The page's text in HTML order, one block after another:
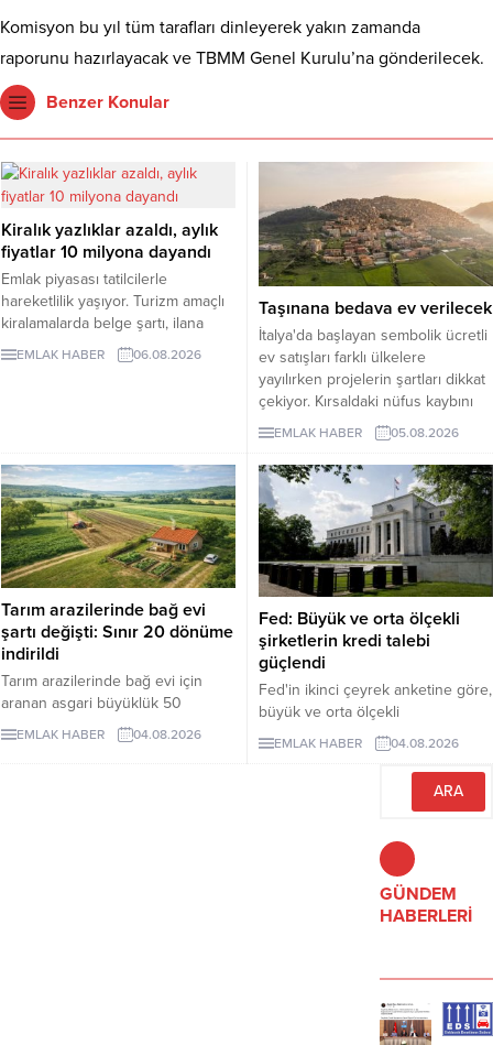
Komisyon bu yıl tüm tarafları dinleyerek yakın zamanda
raporunu hazırlayacak ve TBMM Genel Kurulu’na gönderilecek.
Benzer Konular
Kiralık yazlıklar azaldı, aylık
fiyatlar 10 milyona dayandı
Emlak piyasası tatilcilerle
hareketlilik yaşıyor. Turizm amaçlı
kiralamalarda belge şartı, ilana
çıkan günlük kiralık mülk sayısını 7
binin altına düşürürken, fiyatlar da
milyon liraya kadar yükseldi.
Sektör...
EMLAK HABER 06.08.2026
Taşınana bedava ev verilecek
İtalya'da başlayan sembolik ücretli
ev satışları farklı ülkelere
yayılırken projelerin şartları dikkat
çekiyor. Kırsaldaki nüfus kaybını
önlemeyi amaçlayan
uygulamalarda evler ücretsiz veya
1 euro gibi bedellerle devredilse
de alıcıların belli şartları
yerinegetirmesi gerekiyor.
EMLAK HABER 05.08.2026
Tarım arazilerinde bağ evi
şartı değişti: Sınır 20 dönüme
indirildi
Tarım arazilerinde bağ evi için
aranan asgari büyüklük 50
dönümden 20 dönüme indirildi.
Düzenleme, izinsiz bungalovları
EMLAK HABER 04.08.2026
Fed: Büyük ve orta ölçekli
şirketlerin kredi talebi
güçlendi
Fed'in ikinci çeyrek anketine göre,
büyük ve orta ölçekli
işletmelerden gelen ticari kredi
talebi güçlenirken, işletmelere
yönelik kredi standartları genel
EMLAK HABER 04.08.2026
GÜNDEM
HABERLERİ